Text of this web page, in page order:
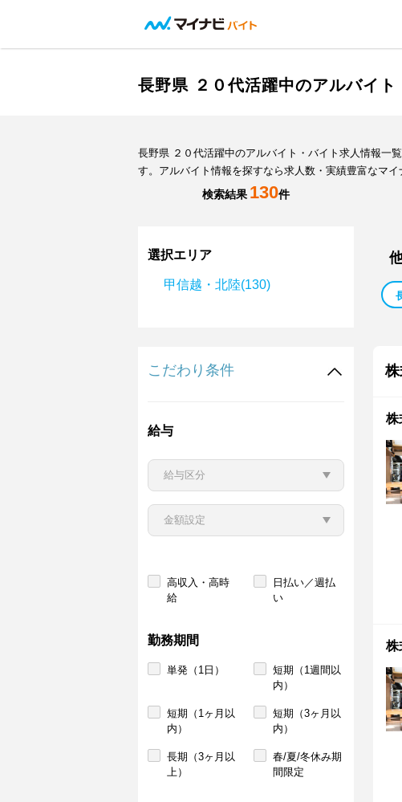
長野県 ２０代活躍中のアルバイ
長野県 ２０代活躍中のアルバイト・バイト求人情報一
す。アルバイト情報を探すなら求人数・実績豊富なマイ
検索結果 130件
選択エリア
甲信越・北陸(130)
こだわり条件
給与
高収入・高時
給
日払い／週払
い
勤務期間
単発（1日）
短期（1週間以
内）
短期（1ヶ月以
内）
短期（3ヶ月以
内）
長期（3ヶ月以
上）
春/夏/冬休み期
間限定
株
株